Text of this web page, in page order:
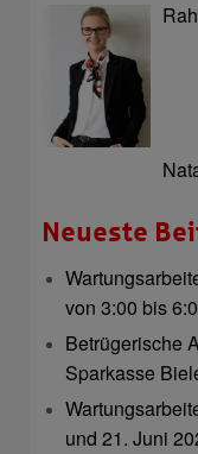
Neueste
von 3:00 bis
Betrügerische
Sparkasse
und 21. Juni